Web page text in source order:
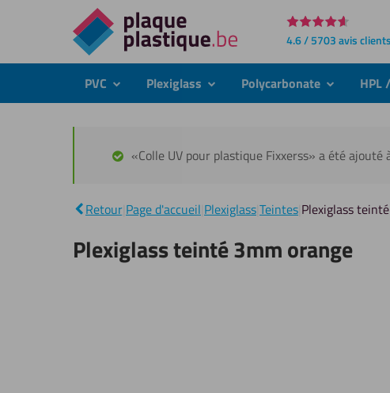
Directement
au
contenu
4.6 / 5703 avis clients
PVC submenuPlexiglass submenuPolycarbonate submenuHPL
«Colle UV pour plastique Fixxerss» a été ajouté
Retour Page d'accueil PlexiglassTeintes Plexiglass
Plexiglass teinté 3mm orange